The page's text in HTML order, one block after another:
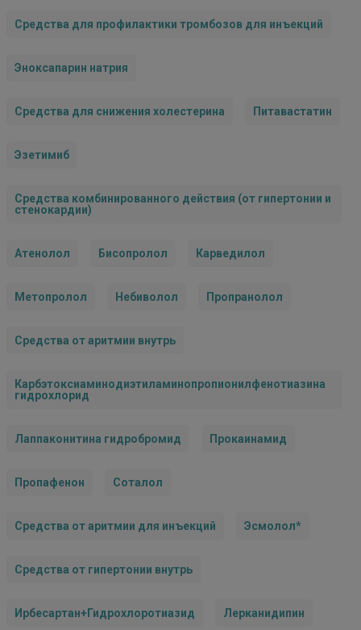
Средства для профилактики тромбозов для инъекций
Эноксапарин натрия
Средства для снижения холестерина Питавастатин
Эзетимиб
Средства комбинированного действия (от гипертонии и
стенокардии)
Атенолол Бисопролол Карведилол
Метопролол Небиволол Пропранолол
Средства от аритмии внутрь
Карбэтоксиаминодиэтиламинопропионилфенотиазина
гидрохлорид
Лаппаконитина гидробромид Прокаинамид
Пропафенон Соталол
Средства от аритмии для инъекций Эсмолол*
Средства от гипертонии внутрь
Ирбесартан+Гидрохлоротиазид Лерканидипин